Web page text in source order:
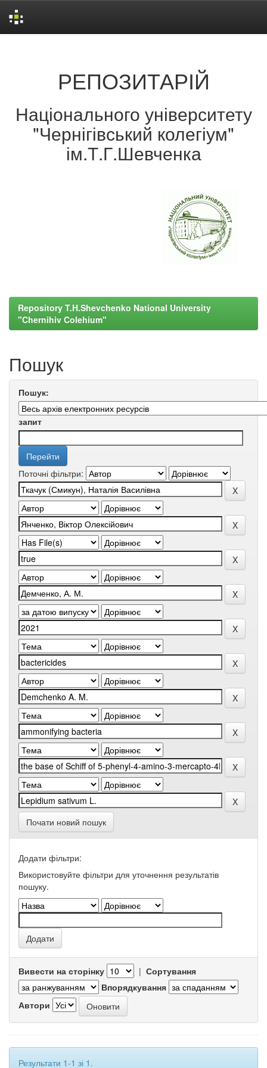
РЕПОЗИТАРІЙ
Національного університету
"Чернігівський колегіум"
ім.Т.Г.Шевченка
Repository T.H.Shevchenko National University
"Chernihiv Colehium"
Пошук
Пошук:
запит
Поточні фільтри:
Почати новий пошук
Додати фільтри:
Використовуйте фільтри для уточнення результатів
пошуку.
Вивести на сторінку | Сортування
Впорядкування
Автори
Результати 1-1 зі 1.